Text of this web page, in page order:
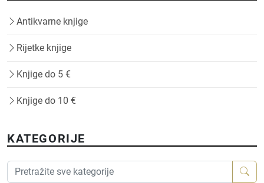
Antikvarne knjige
Rijetke knjige
Knjige do 5 €
Knjige do 10 €
KATEGORIJE